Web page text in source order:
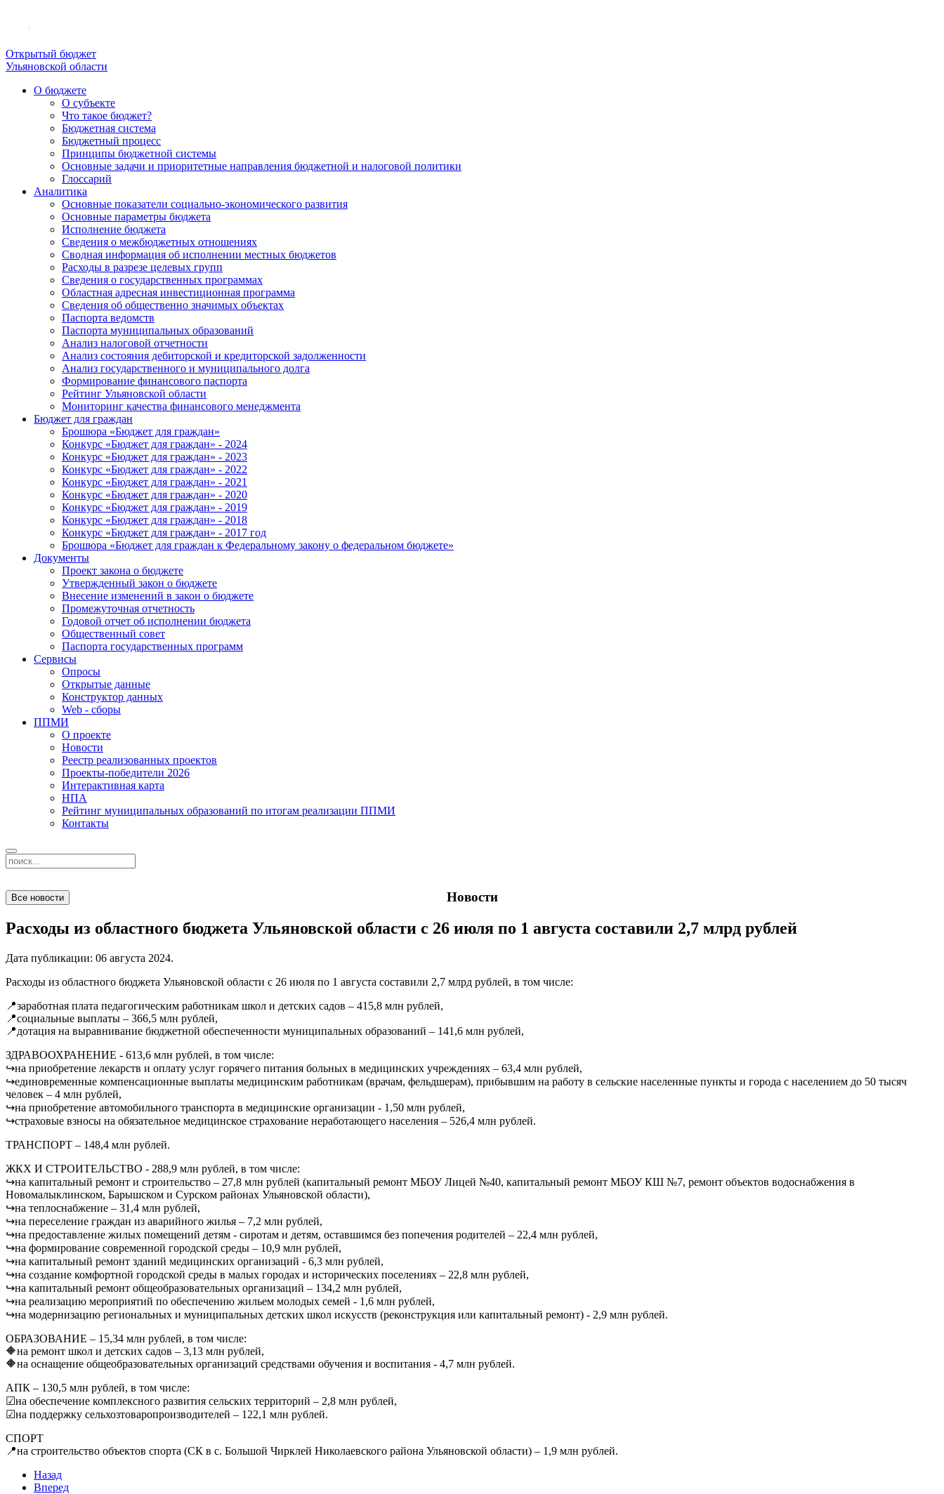
Открытый бюджет
Ульяновской области
О бюджете
О субъекте
Что такое бюджет?
Бюджетная система
Бюджетный процесс
Принципы бюджетной системы
Основные задачи и приоритетные направления бюджетной и налоговой политики
Глоссарий
Аналитика
Основные показатели социально-экономического развития
Основные параметры бюджета
Исполнение бюджета
Сведения о межбюджетных отношениях
Сводная информация об исполнении местных бюджетов
Расходы в разрезе целевых групп
Сведения о государственных программах
Областная адресная инвестиционная программа
Сведения об общественно значимых объектах
Паспорта ведомств
Паспорта муниципальных образований
Анализ налоговой отчетности
Анализ состояния дебиторской и кредиторской задолженности
Анализ государственного и муниципального долга
Формирование финансового паспорта
Рейтинг Ульяновской области
Мониторинг качества финансового менеджмента
Бюджет для граждан
Брошюра «Бюджет для граждан»
Конкурс «Бюджет для граждан» - 2024
Конкурс «Бюджет для граждан» - 2023
Конкурс «Бюджет для граждан» - 2022
Конкурс «Бюджет для граждан» - 2021
Конкурс «Бюджет для граждан» - 2020
Конкурс «Бюджет для граждан» - 2019
Конкурс «Бюджет для граждан» - 2018
Конкурс «Бюджет для граждан» - 2017 год
Брошюра «Бюджет для граждан к Федеральному закону о федеральном бюджете»
Документы
Проект закона о бюджете
Утвержденный закон о бюджете
Внесение изменений в закон о бюджете
Промежуточная отчетность
Годовой отчет об исполнении бюджета
Общественный совет
Паспорта государственных программ
Сервисы
Опросы
Открытые данные
Конструктор данных
Web - сборы
ППМИ
О проекте
Новости
Реестр реализованных проектов
Проекты-победители 2026
Интерактивная карта
НПА
Рейтинг муниципальных образований по итогам реализации ППМИ
Контакты
Новости
Все новости
Расходы из областного бюджета Ульяновской области с 26 июля по 1 августа составили 2,7 млрд рублей
Дата публикации: 06 августа 2024.
Расходы из областного бюджета Ульяновской области с 26 июля по 1 августа составили 2,7 млрд рублей, в том числе:
📍заработная плата педагогическим работникам школ и детских садов – 415,8 млн рублей,
📍социальные выплаты – 366,5 млн рублей,
📍дотация на выравнивание бюджетной обеспеченности муниципальных образований – 141,6 млн рублей,
ЗДРАВООХРАНЕНИЕ - 613,6 млн рублей, в том числе:
↪на приобретение лекарств и оплату услуг горячего питания больных в медицинских учреждениях – 63,4 млн рублей,
↪единовременные компенсационные выплаты медицинским работникам (врачам, фельдшерам), прибывшим на работу в сельские населенные пункты и города с населением до 50 тысяч
человек – 4 млн рублей,
↪на приобретение автомобильного транспорта в медицинские организации - 1,50 млн рублей,
↪страховые взносы на обязательное медицинское страхование неработающего населения – 526,4 млн рублей.
ТРАНСПОРТ – 148,4 млн рублей.
ЖКХ И СТРОИТЕЛЬСТВО - 288,9 млн рублей, в том числе:
↪на капитальный ремонт и строительство – 27,8 млн рублей (капитальный ремонт МБОУ Лицей №40, капитальный ремонт МБОУ КШ №7, ремонт объектов водоснабжения в
Новомалыклинском, Барышском и Сурском районах Ульяновской области),
↪на теплоснабжение – 31,4 млн рублей,
↪на переселение граждан из аварийного жилья – 7,2 млн рублей,
↪на предоставление жилых помещений детям - сиротам и детям, оставшимся без попечения родителей – 22,4 млн рублей,
↪на формирование современной городской среды – 10,9 млн рублей,
↪на капитальный ремонт зданий медицинских организаций - 6,3 млн рублей,
↪на создание комфортной городской среды в малых городах и исторических поселениях – 22,8 млн рублей,
↪на капитальный ремонт общеобразовательных организаций – 134,2 млн рублей,
↪на реализацию мероприятий по обеспечению жильем молодых семей - 1,6 млн рублей,
↪на модернизацию региональных и муниципальных детских школ искусств (реконструкция или капитальный ремонт) - 2,9 млн рублей.
ОБРАЗОВАНИЕ – 15,34 млн рублей, в том числе:
🔶на ремонт школ и детских садов – 3,13 млн рублей,
🔶на оснащение общеобразовательных организаций средствами обучения и воспитания - 4,7 млн рублей.
АПК – 130,5 млн рублей, в том числе:
☑на обеспечение комплексного развития сельских территорий – 2,8 млн рублей,
☑на поддержку сельхозтоваропроизводителей – 122,1 млн рублей.
СПОРТ
📍на строительство объектов спорта (СК в с. Большой Чирклей Николаевского района Ульяновской области) – 1,9 млн рублей.
Назад
Вперед